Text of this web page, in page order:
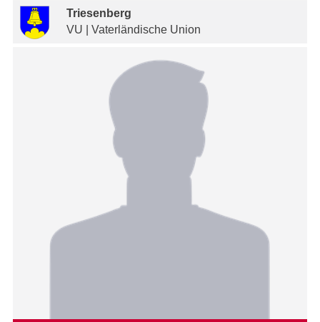
Triesenberg
VU | Vaterländische Union